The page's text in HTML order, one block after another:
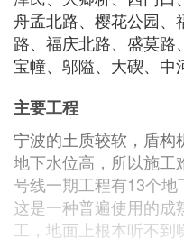
舟孟北路、樱花公园、
路、福庆北路、盛莫路
宝幢、邬隘、大碶、中
主要工程
宁波的土质较软，盾构
地下水位高，所以施工
号线一期工程有13个地
这是一种普遍使用的成
工，地面上根本听不到